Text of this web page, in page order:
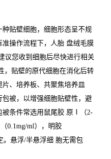
贴壁细胞，细胞形态呈不规
操作流程下，人胎 盘绒毛膜
议您收到细胞后尽快进行相关
，贴壁的原代细胞在消化后转
、培养板、共聚焦培养皿
被，以增强细胞贴壁性，避
被条件常选用鼠尾胶 原Ⅰ（2-
0.1mg/ml），明胶
。悬浮/半悬浮细 胞无需包